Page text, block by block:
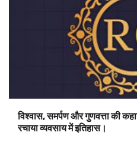
विश्वास, समर्पण और गुणवत्ता की
रचाया व्यवसाय में इतिहास।